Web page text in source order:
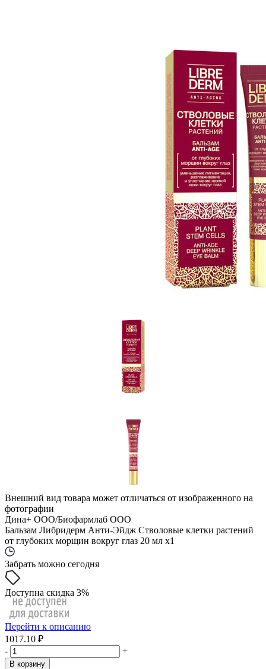
Внешний вид товара может отличаться от изображенного на
фотографии
Дина+ ООО/Биофармлаб ООО
Бальзам Либридерм Анти-Эйдж Стволовые клетки растений
от глубоких морщин вокруг глаз 20 мл x1
Забрать можно сегодня
Доступна скидка 3%
Перейти к описанию
1017.10 ₽
-
+
В корзину